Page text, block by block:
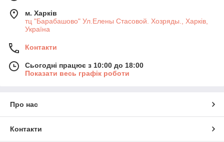
м. Харків
тц "Барабашово" Ул.Елены Стасовой. Хозряды., Харків,
Україна
Контакти
Сьогодні працює з 10:00 до 18:00
Показати весь графік роботи
Про нас
Контакти